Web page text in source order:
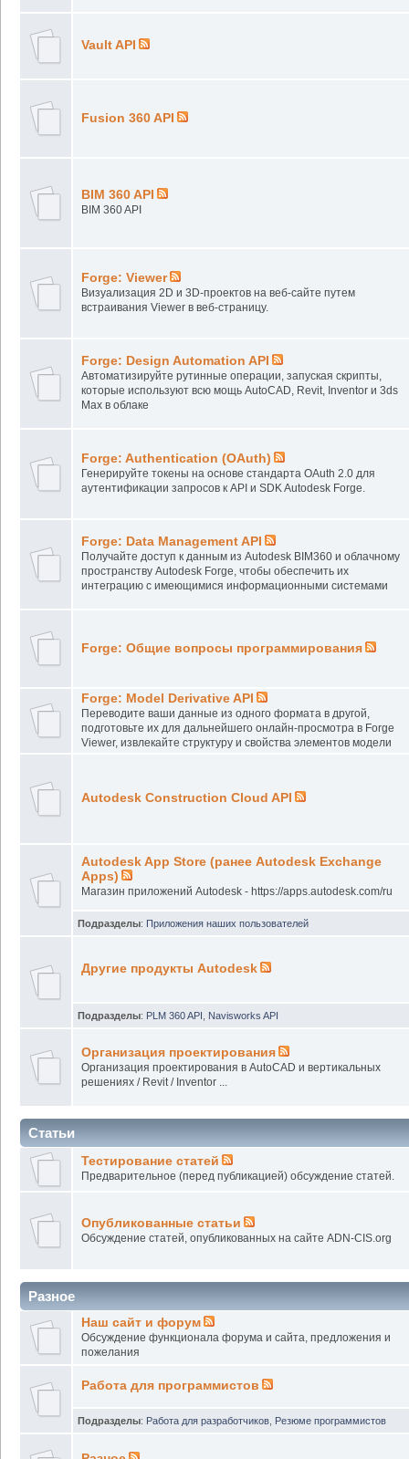
Vault API
Fusion 360 API
BIM 360 API
BIM 360 API
Forge: Viewer
Визуализация 2D и 3D-проектов на веб-сайте путем
встраивания Viewer в веб-страницу.
Forge: Design Automation API
Автоматизируйте рутинные операции, запуская скрипты,
которые используют всю мощь AutoCAD, Revit, Inventor и 3ds
Max в облаке
Forge: Authentication (OAuth)
Генерируйте токены на основе стандарта OAuth 2.0 для
аутентификации запросов к API и SDK Autodesk Forge.
Forge: Data Management API
Получайте доступ к данным из Autodesk BIM360 и облачному
пространству Autodesk Forge, чтобы обеспечить их
интеграцию с имеющимися информационными системами
Forge: Общие вопросы программирования
Forge: Model Derivative API
Переводите ваши данные из одного формата в другой,
подготовьте их для дальнейшего онлайн-просмотра в Forge
Viewer, извлекайте структуру и свойства элементов модели
Autodesk Construction Cloud API
Autodesk App Store (ранее Autodesk Exchange
Apps)
Магазин приложений Autodesk - https://apps.autodesk.com/ru
Подразделы: Приложения наших пользователей
Другие продукты Autodesk
Подразделы: PLM 360 API Navisworks API
Организация проектирования
Организация проектирования в AutoCAD и вертикальных
решениях / Revit / Inventor ...
Статьи
Тестирование статей
Предварительное (перед публикацией) обсуждение статей.
Опубликованные статьи
Обсуждение статей, опубликованных на сайте ADN-CIS.org
Разное
Наш сайт и форум
Обсуждение функционала форума и сайта, предложения и
пожелания
Работа для программистов
Подразделы: Работа для разработчиков Резюме программистов